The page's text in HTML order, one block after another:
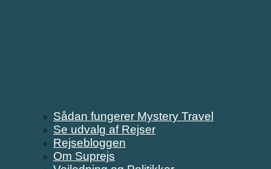
Sådan fungerer Mystery Travel
Se udvalg af Rejser
Rejsebloggen
Om Suprejs